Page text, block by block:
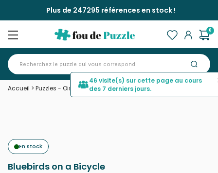
Plus de 247295 références en stock !
0
Accueil > Puzzles - Oiseaux>Bluebirds on a Bicycle
En stock
Bluebirds on a Bicycle
46 visite(s) sur cette page au cours
des 7 derniers jours.